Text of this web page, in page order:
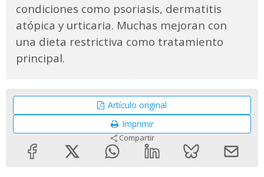
condiciones como psoriasis, dermatitis
atópica y urticaria. Muchas mejoran con
una dieta restrictiva como tratamiento
principal.
Artículo original
Imprimir
Compartir